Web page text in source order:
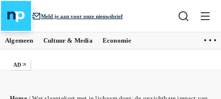
Meld je aan voor onze nieuwsbrief
Algemeen Cultuur & Media Economie
AD